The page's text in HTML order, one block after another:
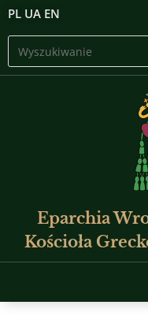
PL UA EN
Eparchia
Kościoła